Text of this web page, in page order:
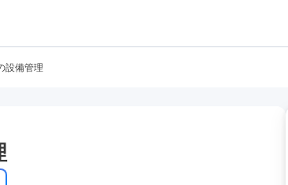
設備管理